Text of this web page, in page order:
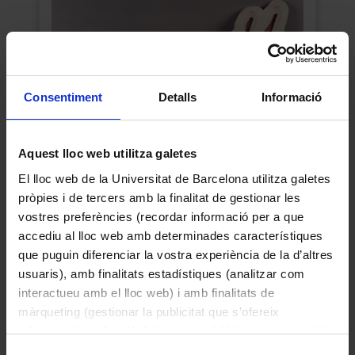
Consentiment Detalls Informació
Aquest lloc web utilitza galetes
El lloc web de la Universitat de Barcelona utilitza galetes
pròpies i de tercers amb la finalitat de gestionar les
vostres preferències (recordar informació per a que
accediu al lloc web amb determinades característiques
que puguin diferenciar la vostra experiència de la d’altres
usuaris), amb finalitats estadístiques (analitzar com
interactueu amb el lloc web) i amb finalitats de
màrqueting (gestionar la publicitat que s’ofereix
adequant-la en funció dels vostres hàbits de navegació).
Nkú
1945